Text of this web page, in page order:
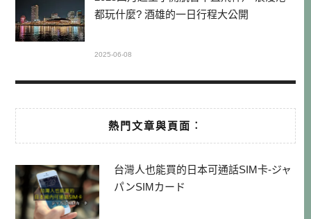
都玩什麼? 酒雄的一日行程大公開
2025-06-08
熱門文章與頁面︰
台灣人也能買的日本可通話SIM卡-ジャ
パンSIMカード